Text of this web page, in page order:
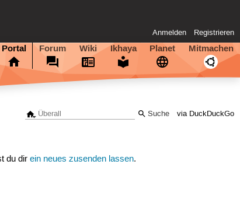
Anmelden Registrieren
Portal Forum Wiki Ikhaya Planet Mitmachen
via DuckDuckGo
du direin neues zusenden lassen.